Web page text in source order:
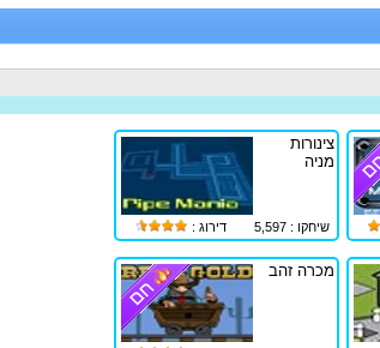
צינורות
מניה
שיחקו : 5,597 דירוג :
מכרה זהב